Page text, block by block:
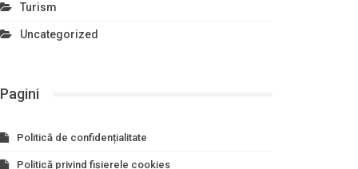
Turism
Uncategorized
Pagini
Politică de confidențialitate
Politică privind fișierele cookies